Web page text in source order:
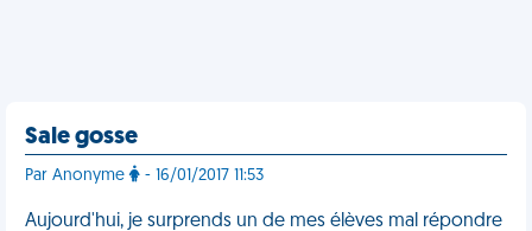
Sale gosse
Par Anonyme - 16/01/2017 11:53
Aujourd'hui, je surprends un de mes élèves mal répondre